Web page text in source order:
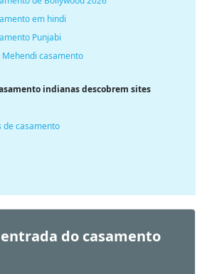
em hindi
Punjabi
Mehendi casamento
indianas descobrem sites
de casamento
entrada do casamento